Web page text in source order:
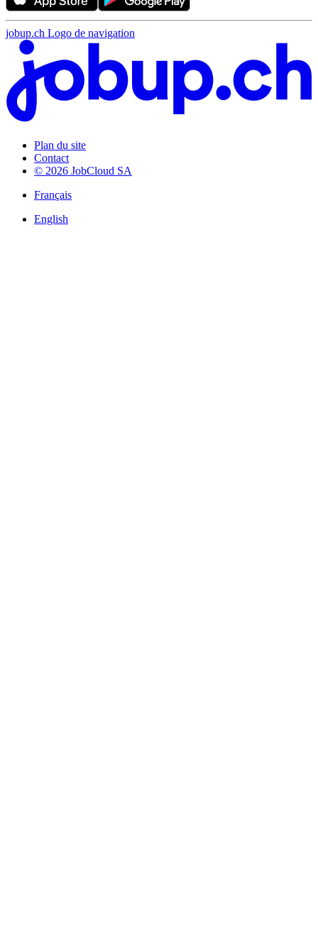
jobup.ch Logo de navigation
Plan du site
Contact
© 2026 JobCloud SA
Français
English